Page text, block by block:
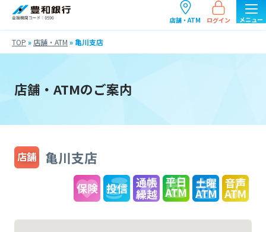
店舗・ATM ログイン
TOP » 店舗・ATM »亀川支店
店舗・ATMのご案内
店舗 亀川支店